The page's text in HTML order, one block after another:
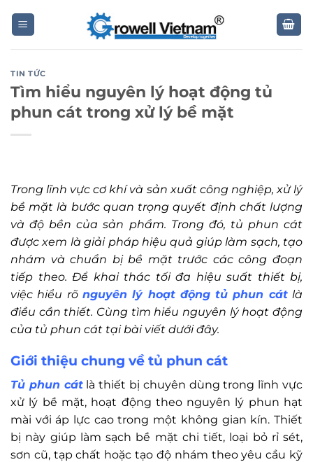
TIN TỨC
Tìm hiểu nguyên lý hoạt động tủ
phun cát trong xử lý bề mặt
Trong lĩnh vực cơ khí và sản xuất công nghiệp, xử lý
bề mặt là bước quan trọng quyết định chất lượng
và độ bền của sản phẩm. Trong đó, tủ phun cát
được xem là giải pháp hiệu quả giúp làm sạch, tạo
nhám và chuẩn bị bề mặt trước các công đoạn
tiếp theo. Để khai thác tối đa hiệu suất thiết bị,
việc hiểu rõ nguyên lý hoạt động tủ phun cátlà
điều cần thiết. Cùng tìm hiểu nguyên lý hoạt động
của tủ phun cát tại bài viết dưới đây.
Giới thiệu chung về tủ phun cát
Tủ phun cátlà thiết bị chuyên dùng trong lĩnh vực
xử lý bề mặt, hoạt động theo nguyên lý phun hạt
mài với áp lực cao trong một không gian kín. Thiết
bị này giúp làm sạch bề mặt chi tiết, loại bỏ rỉ sét,
sơn cũ, tạp chất hoặc tạo độ nhám theo yêu cầu kỹ